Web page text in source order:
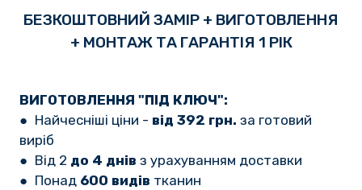
БЕЗКОШТОВНИЙ ЗАМІР + ВИГОТОВЛЕННЯ
+ МОНТАЖ ТА ГАРАНТІЯ 1 РІК
ВИГОТОВЛЕННЯ "ПІД КЛЮЧ":
● Найчесніші ціни - від 392 грн. за готовий
виріб
● Від 2 до 4 днів з урахуванням доставки
● Понад 600 видів тканин